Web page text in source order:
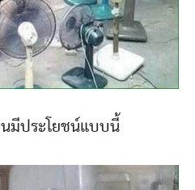
นมีประโยชน์แบบนี้